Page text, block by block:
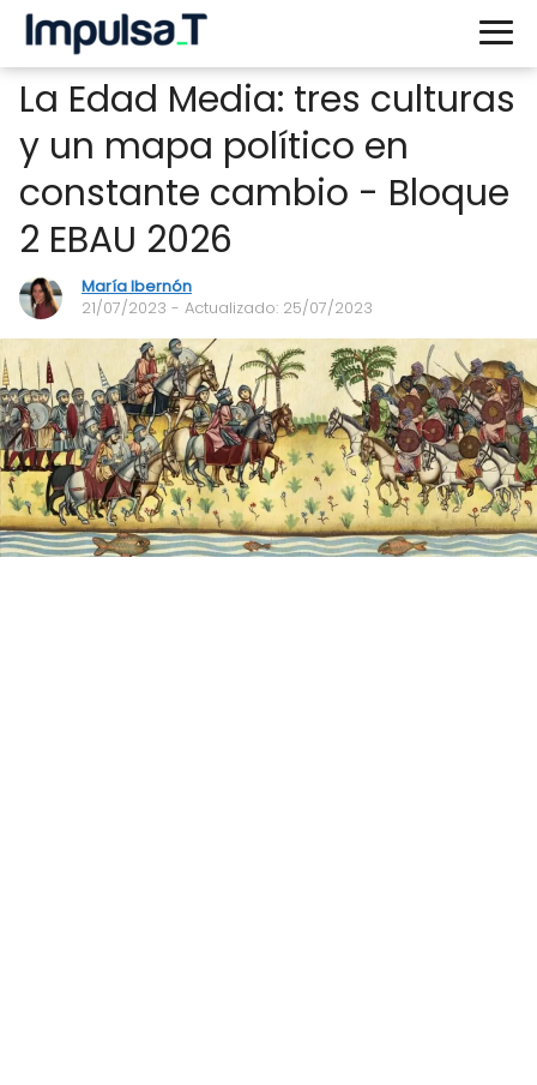
La Edad Media: tres culturas
y un mapa político en
constante cambio - Bloque
2 EBAU 2026
María Ibernón
21/07/2023 - Actualizado: 25/07/2023